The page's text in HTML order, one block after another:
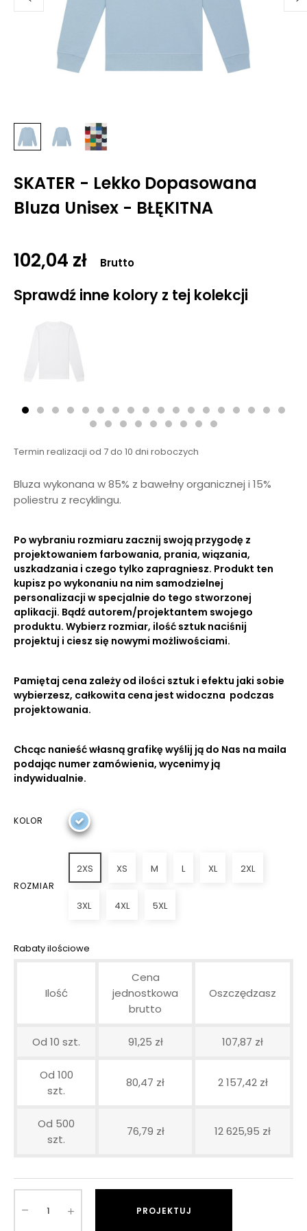
SKATER - Lekko Dopasowana
Bluza Unisex - BŁĘKITNA
102,04 zł Brutto
Sprawdź inne kolory z tej kolekcji
Termin realizacji od 7 do 10 dni roboczych
Bluza wykonana w 85% z bawełny organicznej i 15%
poliestru z recyklingu.
Po wybraniu rozmiaru zacznij swoją przygodę z
projektowaniem farbowania, prania, wiązania,
uszkadzania i czego tylko zapragniesz. Produkt ten
kupisz po wykonaniu na nim samodzielnej
personalizacji w specjalnie do tego stworzonej
aplikacji. Bądź autorem/projektantem swojego
produktu. Wybierz rozmiar, ilość sztuk naciśnij
projektuj i ciesz się nowymi możliwościami.
Pamiętaj cena zależy od ilości sztuk i efektu jaki sobie
wybierzesz, całkowita cena jest widoczna podczas
projektowania.
Chcąc nanieść własną grafikę wyślij ją do Nas na maila
podając numer zamówienia, wycenimy ją
indywidualnie.
KOLOR
ROZMIAR
2XS XS M L XL 2XL
3XL 4XL 5XL
Rabaty ilościowe
Ilość
Cena
jednostkowa
brutto
Oszczędzasz
Od 10 szt. 91,25 zł 107,87 zł
Od 100
szt.
80,47 zł 2 157,42 zł
Od 500
szt.
76,79 zł 12 625,95 zł
PROJEKTUJ